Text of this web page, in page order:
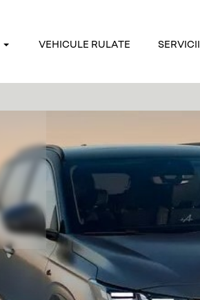
VEHICULE RULATE SERVICII